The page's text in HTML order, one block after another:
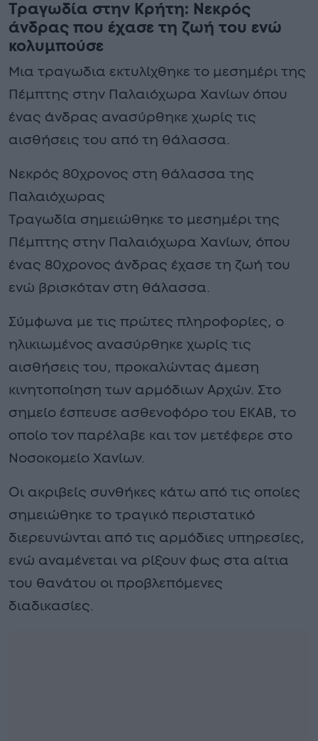
Τραγωδία στην Κρήτη: Νεκρός
άνδρας που έχασε τη ζωή του ενώ
κολυμπούσε
Μια τραγωδια εκτυλίχθηκε το μεσημέρι της
Πέμπτης στην Παλαιόχωρα Χανίων όπου
ένας άνδρας ανασύρθηκε χωρίς τις
αισθήσεις του από τη θάλασσα.
Νεκρός 80χρονος στη θάλασσα της
Παλαιόχωρας
Τραγωδία σημειώθηκε το μεσημέρι της
Πέμπτης στην Παλαιόχωρα Χανίων, όπου
ένας 80χρονος άνδρας έχασε τη ζωή του
ενώ βρισκόταν στη θάλασσα.
Σύμφωνα με τις πρώτες πληροφορίες, ο
ηλικιωμένος ανασύρθηκε χωρίς τις
αισθήσεις του, προκαλώντας άμεση
κινητοποίηση των αρμόδιων Αρχών. Στο
σημείο έσπευσε ασθενοφόρο του ΕΚΑΒ, το
οποίο τον παρέλαβε και τον μετέφερε στο
Νοσοκομείο Χανίων.
Οι ακριβείς συνθήκες κάτω από τις οποίες
σημειώθηκε το τραγικό περιστατικό
διερευνώνται από τις αρμόδιες υπηρεσίες,
ενώ αναμένεται να ρίξουν φως στα αίτια
του θανάτου οι προβλεπόμενες
διαδικασίες.